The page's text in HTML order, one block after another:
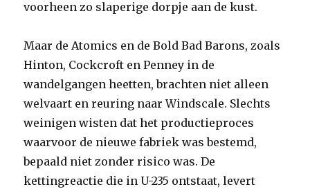
voorheen zo slaperige dorpje aan de kust.
Maar de Atomics en de Bold Bad Barons, zoals
Hinton, Cockcroft en Penney in de
wandelgangen heetten, brachten niet alleen
welvaart en reuring naar Windscale. Slechts
weinigen wisten dat het productieproces
waarvoor de nieuwe fabriek was bestemd,
bepaald niet zonder risico was. De
kettingreactie die in U-235 ontstaat, levert